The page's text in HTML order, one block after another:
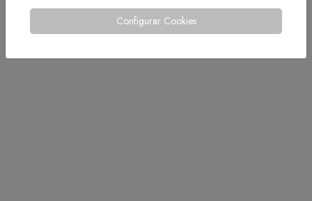
< VOLVER
Configurar Cookies